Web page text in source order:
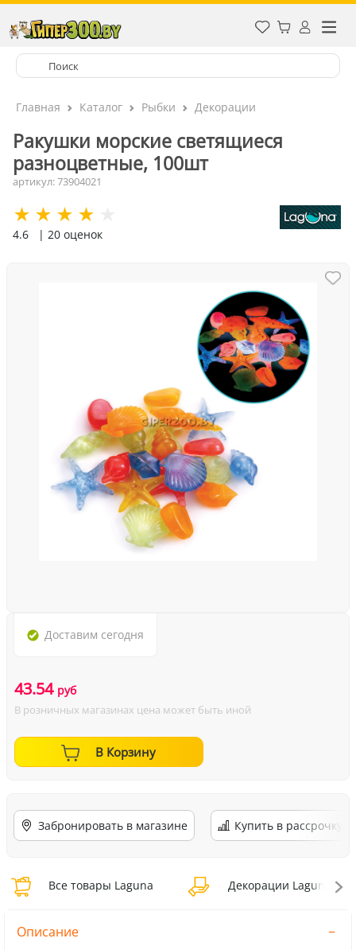
Главная Каталог Рыбки Декорации
Ракушки морские светящиеся
разноцветные, 100шт
артикул: 73904021
4.6 | 20 оценок
Доставим сегодня
43.54 руб
В розничных магазинах цена может быть иной
В Корзину
Забронировать в магазине Купить в рассрочку
Все товары Laguna Декорации Laguna
Описание